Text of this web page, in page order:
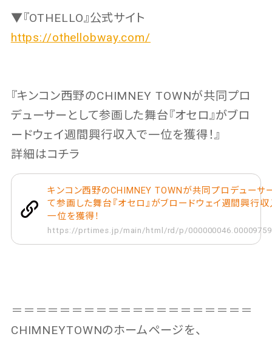
▼『OTHELLO』公式サイト
https://othellobway.com/
『キンコン西野のCHIMNEY TOWNが共同プロ
デューサーとして参画した舞台『オセロ』がブロ
ードウェイ週間興行収入で一位を獲得！』
詳細はコチラ
キンコン西野のCHIMNEY TOWNが共同プロデューサ
て参画した舞台『オセロ』がブロードウェイ週間興行
一位を獲得！
https://prtimes.jp/main/html/rd/p/
＝＝＝＝＝＝＝＝＝＝＝＝＝＝＝＝＝＝＝＝
CHIMNEYTOWNのホームページを、